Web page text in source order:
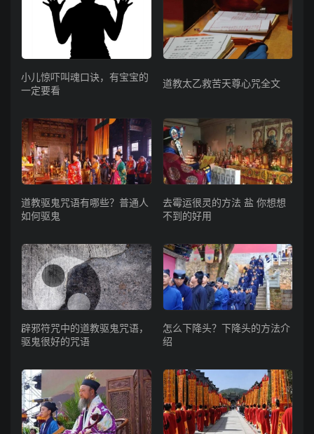
小儿惊吓叫魂口诀，有宝宝的
一定要看
道教太乙救苦天尊心咒全文
道教驱鬼咒语有哪些？普通人
如何驱鬼
去霉运很灵的方法 盐 你想想
不到的好用
辟邪符咒中的道教驱鬼咒语，
驱鬼很好的咒语
怎么下降头？下降头的方法介
绍